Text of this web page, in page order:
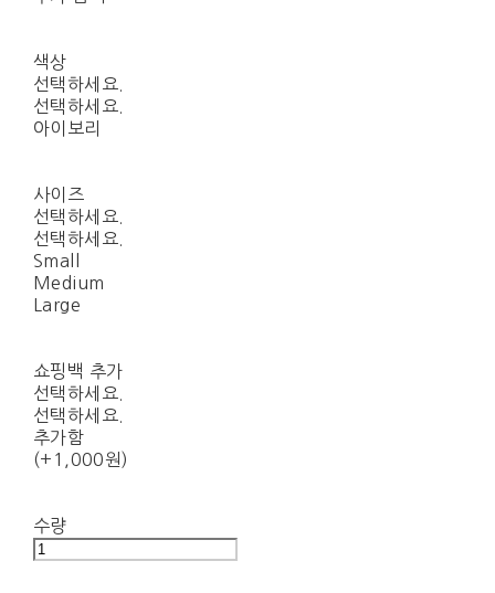
색상
선택하세요.
선택하세요.
아이보리
사이즈
선택하세요.
선택하세요.
Small
Medium
Large
쇼핑백 추가
선택하세요.
선택하세요.
추가함
(+1,000원)
수량